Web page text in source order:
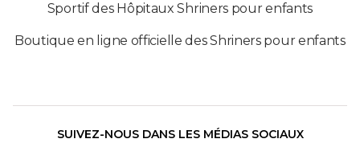
Sportif des Hôpitaux Shriners pour enfants
Boutique en ligne officielle des Shriners pour enfants
SUIVEZ-NOUS DANS LES MÉDIAS SOCIAUX